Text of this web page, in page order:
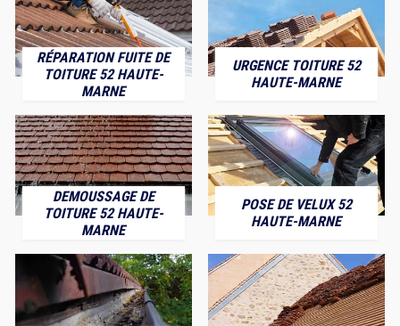
RÉPARATION FUITE DE
TOITURE 52 HAUTE-
MARNE
URGENCE TOITURE 52
HAUTE-MARNE
DEMOUSSAGE DE
TOITURE 52 HAUTE-
MARNE
POSE DE VELUX 52
HAUTE-MARNE